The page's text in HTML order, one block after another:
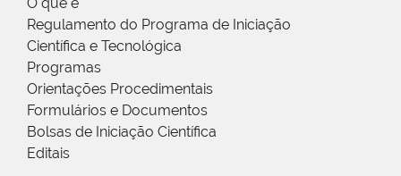
O que é
Regulamento do Programa de Iniciação
Científica e Tecnológica
Programas
Orientações Procedimentais
Formulários e Documentos
Bolsas de Iniciação Científica
Editais